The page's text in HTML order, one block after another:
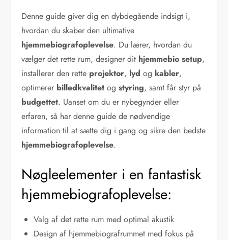
Denne guide giver dig en dybdegående indsigt i,
hvordan du skaber den ultimative
hjemmebiografoplevelse. Du lærer, hvordan du
vælger det rette rum, designer dit hjemmebio setup,
installerer den rette projektor, lyd og kabler,
optimerer billedkvalitet ogstyring, samt får styr på
budgettet. Uanset om du er nybegynder eller
erfaren, så har denne guide de nødvendige
information til at sætte dig i gang og sikre den bedste
hjemmebiografoplevelse.
Nøgleelementer i en fantastisk
hjemmebiografoplevelse:
Valg af det rette rum med optimal akustik
Design af hjemmebiografrummet med fokus på